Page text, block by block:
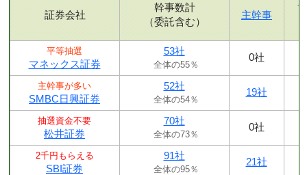
証券会社
幹事数計
（委託含む）
主幹事
平等抽選
マネックス証券
53社
全体の55％
0社
主幹事が多い
SMBC日興証券
52社
全体の54％
19社
抽選資金不要
松井証券
70社
全体の73％
0社
2千円もらえる
SBI証券
91社
全体の95％
21社